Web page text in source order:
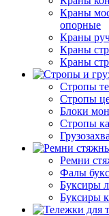
Краны
опорные
Краны
Краны
Краны
Стропы
Стропы
Блоки
Стропы
Ремни
Фалы
Буксиры
Буксиры